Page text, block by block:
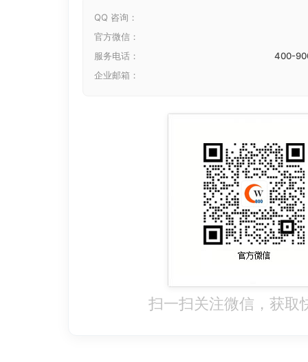
QQ 咨询：
官方微信：
服务电话：
400-
企业邮箱：
扫一扫关注微信，获取